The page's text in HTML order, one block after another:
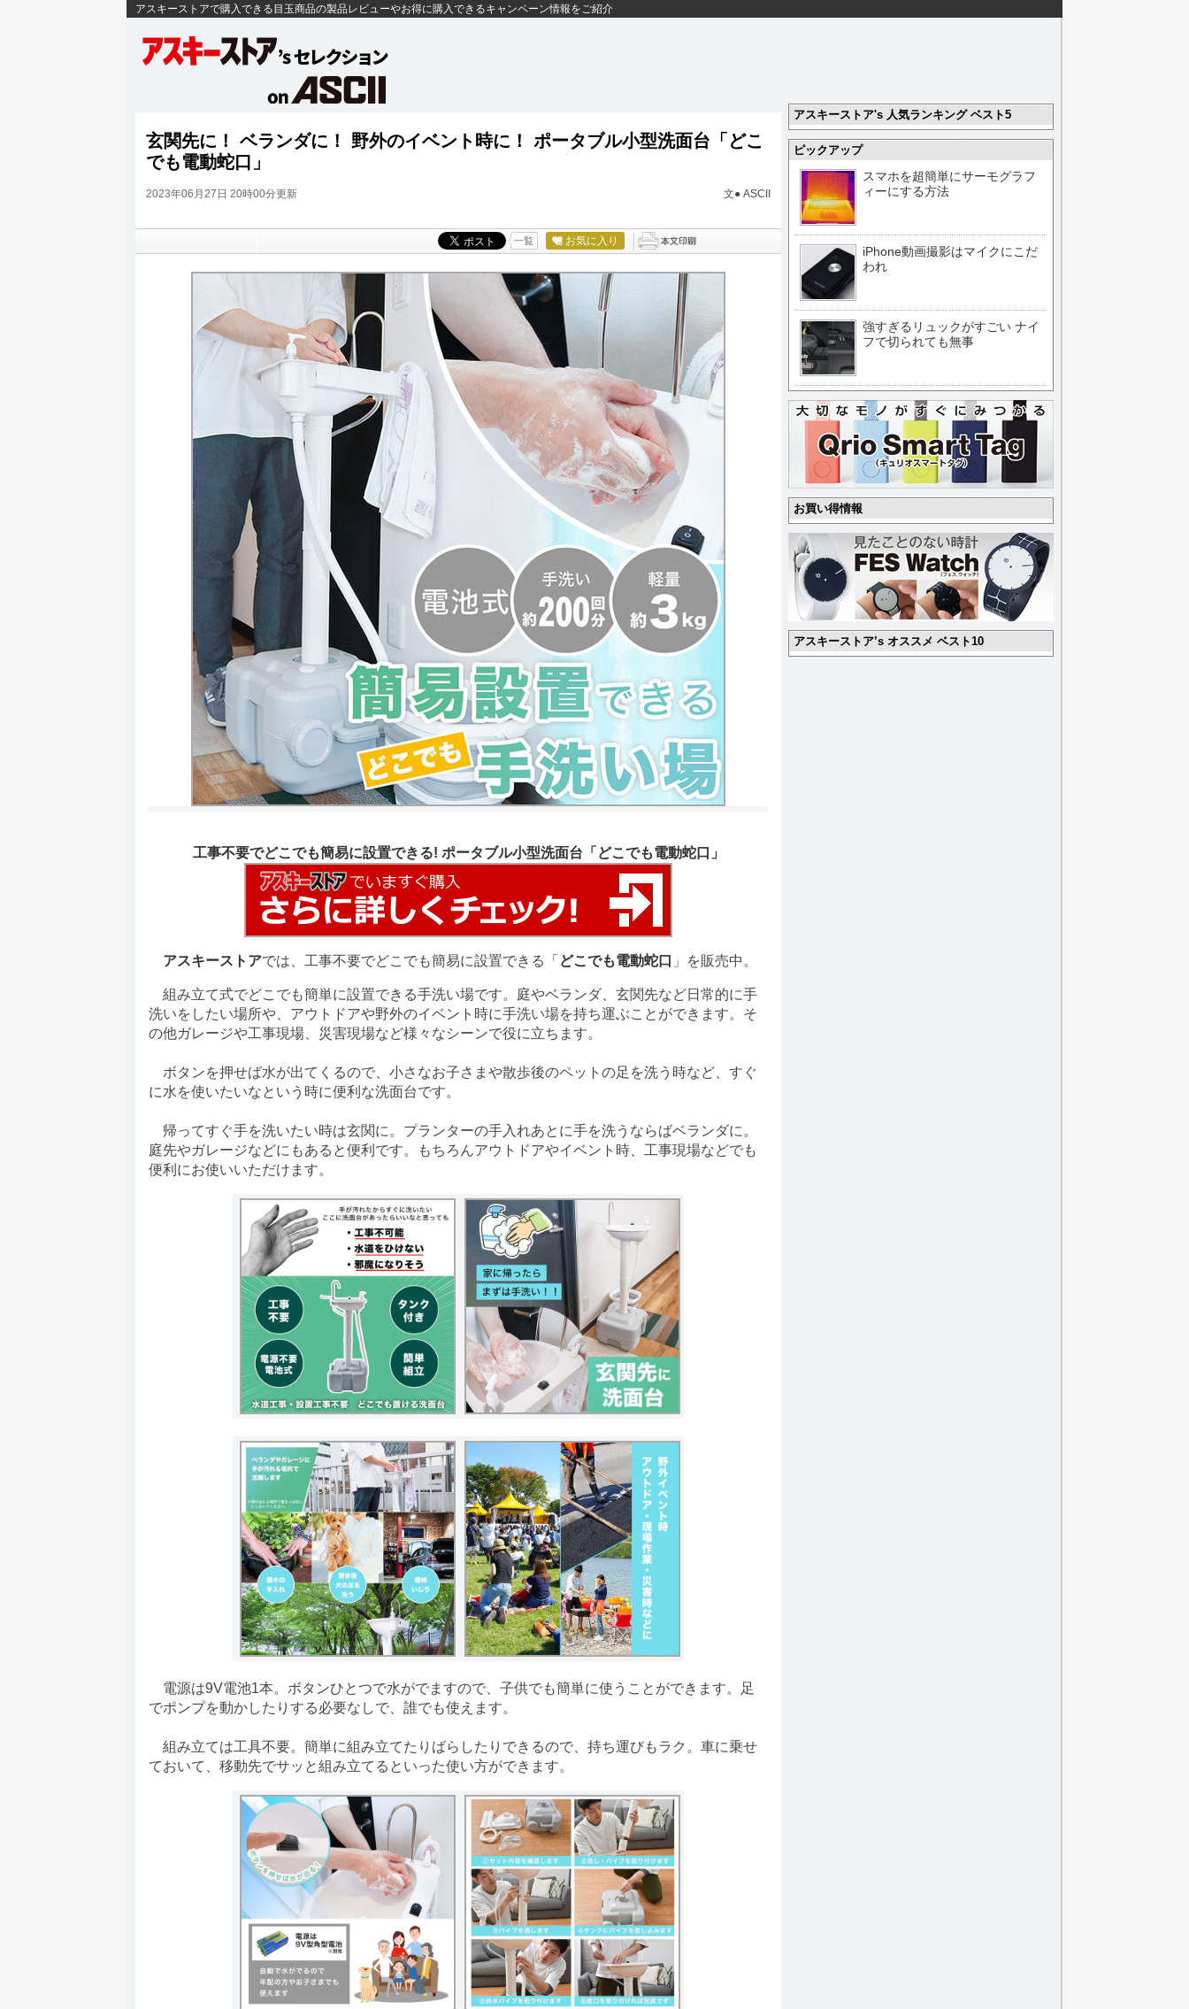
アスキーストアで購入できる目玉商品の製品レビューやお得に購入できるキャンペーン情報をご紹介
玄関先に！ ベランダに！ 野外のイベント時に！ ポータブル小型洗面台「どこ
でも電動蛇口」
2023年06月27日 20時00分更新 文● ASCII
一覧 お気に入り
工事不要でどこでも簡易に設置できる! ポータブル小型洗面台「どこでも電動蛇口」
アスキーストアでは、工事不要でどこでも簡易に設置できる「 どこでも電動蛇口 」を販売中。
組み立て式でどこでも簡単に設置できる手洗い場です。庭やベランダ、玄関先など日常的に手
洗いをしたい場所や、アウトドアや野外のイベント時に手洗い場を持ち運ぶことができます。そ
の他ガレージや工事現場、災害現場など様々なシーンで役に立ちます。
ボタンを押せば水が出てくるので、小さなお子さまや散歩後のペットの足を洗う時など、すぐ
に水を使いたいなという時に便利な洗面台です。
帰ってすぐ手を洗いたい時は玄関に。プランターの手入れあとに手を洗うならばベランダに。
庭先やガレージなどにもあると便利です。もちろんアウトドアやイベント時、工事現場などでも
便利にお使いいただけます。
電源は9V電池1本。ボタンひとつで水がでますので、子供でも簡単に使うことができます。足
でポンプを動かしたりする必要なしで、誰でも使えます。
組み立ては工具不要。簡単に組み立てたりばらしたりできるので、持ち運びもラク。車に乗せ
ておいて、移動先でサッと組み立てるといった使い方ができます。
アスキーストア's 人気ランキング ベスト5
ピックアップ
スマホを超簡単にサーモグラフ
ィーにする方法
iPhone動画撮影はマイクにこだ
われ
強すぎるリュックがすごい ナイ
フで切られても無事
お買い得情報
アスキーストア’s オススメ ベスト10